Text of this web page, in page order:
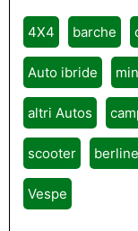
4X4 barche
Auto ibride
altri Autos
scooter berline
Vespe